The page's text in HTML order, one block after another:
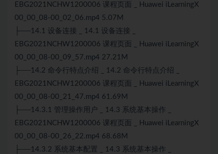
EBG2021NCHW1200006 课程页面 _ Huawei iLearningX
00_00_08-00_02_06.mp4 5.07M
├──14.1 设备连接 _ 14.1 设备连接 _
EBG2021NCHW1200006 课程页面 _ Huawei iLearningX
00_00_08-00_09_57.mp4 27.21M
├──14.2 命令行特点介绍 _ 14.2 命令行特点介绍 _
EBG2021NCHW1200006 课程页面 _ Huawei iLearningX
00_00_08-00_21_47.mp4 61.69M
├──14.3.1 管理操作用户 _ 14.3 系统基本操作 _
EBG2021NCHW1200006 课程页面 _ Huawei iLearningX
00_00_08-00_26_22.mp4 68.68M
├──14.3.2 系统基本配置 _ 14.3 系统基本操作 _